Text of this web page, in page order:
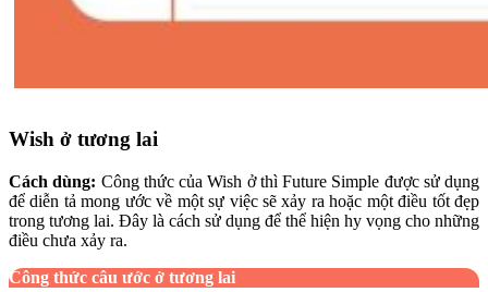
Wish ở tương lai
Cách dùng: Công thức của Wish ở thì Future Simple được sử dụng
để diễn tả mong ước về một sự việc sẽ xảy ra hoặc một điều tốt đẹp
trong tương lai. Đây là cách sử dụng để thể hiện hy vọng cho những
điều chưa xảy ra.
Công thức câu ước ở tương lai